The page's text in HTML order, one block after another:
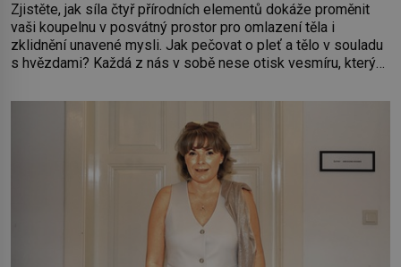
Zjistěte, jak síla čtyř přírodních elementů dokáže proměnit
vaši koupelnu v posvátný prostor pro omlazení těla i
zklidnění unavené mysli. Jak pečovat o pleť a tělo v souladu
s hvězdami? Každá z nás v sobě nese otisk vesmíru, který
pokožky. Ohnivá znamení Ženy narozené ve znamení Berana,